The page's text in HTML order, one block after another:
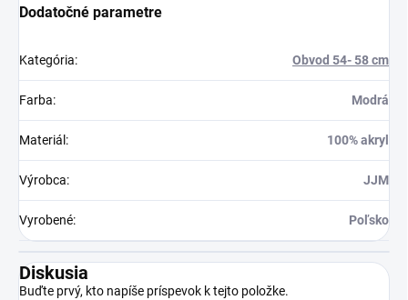
Dodatočné parametre
Kategória: Obvod 54- 58 cm
Farba: Modrá
Materiál : 100% akryl
Výrobca: JJM
Vyrobené: Poľsko
Diskusia
Buďte prvý, kto napíše príspevok k tejto položke.